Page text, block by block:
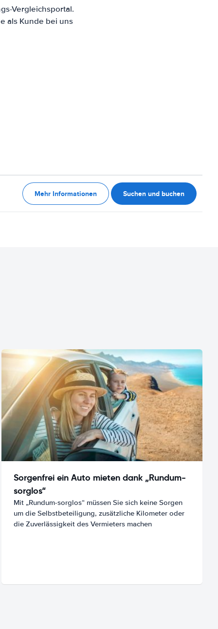
Vergleichsportal.
als Kunde bei uns
Mehr Informationen Suchen und buchen
Sorgenfrei ein Auto mieten dank „Rundum-
sorglos“
Mit „Rundum-sorglos“ müssen Sie sich keine Sorgen
um die Selbstbeteiligung, zusätzliche Kilometer oder
die Zuverlässigkeit des Vermieters machen